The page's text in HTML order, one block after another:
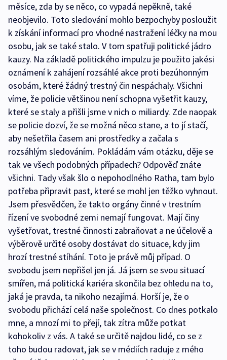
měsíce, zda by se něco, co vypadá nepěkně, také
neobjevilo. Toto sledování mohlo bezpochyby posloužit
k získání informací pro vhodné nastražení léčky na mou
osobu, jak se také stalo. V tom spatřuji politické jádro
kauzy. Na základě politického impulzu je použito jakési
oznámení k zahájení rozsáhlé akce proti bezúhonným
osobám, které žádný trestný čin nespáchaly. Všichni
víme, že policie většinou není schopna vyšetřit kauzy,
které se staly a přišli jsme v nich o miliardy. Zde naopak
se policie dozví, že se možná něco stane, a to jí stačí,
aby nešetřila časem ani prostředky a začala s
rozsáhlým sledováním. Pokládám vám otázku, děje se
tak ve všech podobných případech? Odpověď znáte
všichni. Tady však šlo o nepohodlného Ratha, tam bylo
potřeba připravit past, které se mohl jen těžko vyhnout.
Jsem přesvědčen, že takto orgány činné v trestním
řízení ve svobodné zemi nemají fungovat. Mají činy
vyšetřovat, trestné činnosti zabraňovat a ne účelově a
výběrově určité osoby dostávat do situace, kdy jim
hrozí trestné stíhání. Toto je právě můj případ. O
svobodu jsem nepřišel jen já. Já jsem se svou situací
smířen, má politická kariéra skončila bez ohledu na to,
jaká je pravda, ta nikoho nezajímá. Horší je, že o
svobodu přichází celá naše společnost. Co dnes potkalo
mne, a mnozí mi to přejí, tak zítra může potkat
kohokoliv z vás. A také se určitě najdou lidé, co se z
toho budou radovat, jak se v médiích raduje z mého